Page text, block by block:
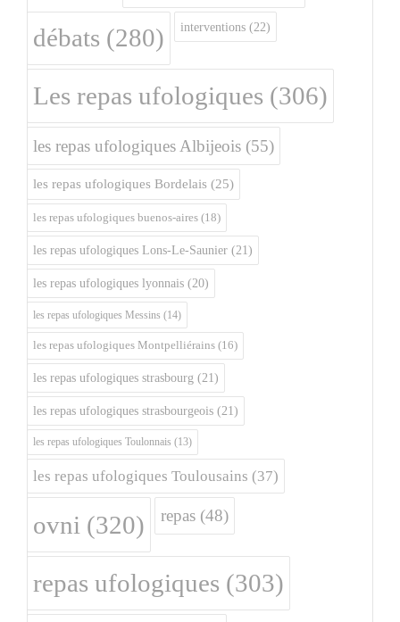
débats (280) interventions (22)
Les repas ufologiques (306)
les repas ufologiques Albijeois (55)
les repas ufologiques Bordelais (25)
les repas ufologiques buenos-aires (18)
les repas ufologiques Lons-Le-Saunier (21)
les repas ufologiques lyonnais (20)
les repas ufologiques Messins (14)
les repas ufologiques Montpelliérains (16)
les repas ufologiques strasbourg (21)
les repas ufologiques strasbourgeois (21)
les repas ufologiques Toulonnais (13)
les repas ufologiques Toulousains (37)
ovni (320) repas (48)
repas ufologiques (303)